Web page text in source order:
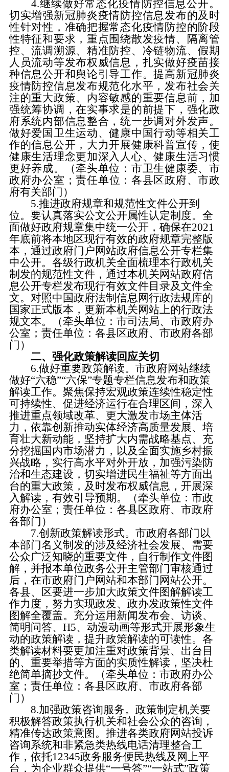
4.继续做好常态化疫情防控信息公开。
切实增强新冠肺炎疫情防控信息发布的及时
性针对性，准确把握常态化疫情防控的阶段
性特征和要求，重点围绕散发疫情、隔离管
控、流调溯源、精准防控、冷链物流、假期
人员流动等发布权威信息，扎实做好疫苗接
种信息公开和舆论引导工作。提高新冠肺炎
疫情防控信息发布规范化水平，发布社会关
注的重大政策、内容敏感的重要信息前，加
强统筹协调，在实事求是的前提下，强化政
府系统内部信息整合，统一步调对外发声。
做好爱国卫生运动、健康中国行动等相关工
作的信息公开，大力开展健康科普宣传，使
健康生活理念更加深入人心、健康生活习惯
更好养成。（牵头单位：市卫生健康委、市
政府办公室；责任单位：各县区政府、市政
府有关部门）
5.推进政府规章和规范性文件公开到
位。 要认真落实公文公开属性认定制度。全
面做好政府规章集中统一公开，确保在2021
年底前将本地区现行有效的政府规章完整版
本，通过政府门户网站政府信息公开专栏集
中公开。各级行政机关全面梳理本行政机关
制发的规范性文件，通过本机关网站政府信
息公开专栏发布现行有效文件目录及文件全
文。对照中国政府法制信息网行政法规库的
国家正式版本，更新本机关网站上的行政法
规文本。（牵头单位：市司法局、市政府办
公室；责任单位：各县区政府、市政府各部
门）
二、强化政策解读回应关切
6.做好重要政策解读。 市政府网站继续
做好“六稳”“六保”专题专栏信息发布和政策
解读工作。聚焦保持宏观政策连续性稳定性
可持续性、促进经济运行在合理区间，深入
推进重点领域改革、更大激发市场主体活
力，依靠创新推动实体经济高质量发展、培
育壮大新动能，坚持扩大内需战略基点、充
分挖掘国内市场潜力，以及全面实施乡村振
兴战略，实行高水平对外开放，加强污染防
治和生态建设，切实增进民生福祉等方面出
台的重大政策，及时发布权威信息，开展深
入解读，有效引导预期。（牵头单位：市政
府办公室；责任单位：各县区政府、市政府
各部门）
7.创新政策解读形式。 市政府各部门以
本部门名义制发的涉及经济社会发展、需要
公众广泛知晓的重要文件，自行制作文件图
解，并报本单位政务公开主管部门审核通过
后，在市政府门户网站和本部门网站公开。
各县、区要进一步加大政策文件图解解读工
作力度，努力实现政发、政办发政策性文件
图解全覆盖。充分运用新闻发布会、访谈、
简明问答、 H5、动漫动画等形式开展形象生
动的政策解读，提升政策解读的可读性。各
类解读材料要更加注重对政策背景、出台目
的、重要举措等方面的实质性解读，坚决杜
绝简单摘抄文件。（牵头单位：市政府办公
室；责任单位：各县区政府、市政府各部
门）
8.加强政策咨询服务。 政策制定机关要
积极解答政策执行机关和社会公众的咨询，
精准传达政策意图。推进各类政府网站投诉
咨询系统和非紧急类热线电话清理整合工
作，依托12345政务服务便民热线及网上平
台，为企业群众提供“一号答”“一站式”政策